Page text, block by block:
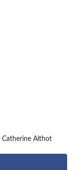
Catherine Althot